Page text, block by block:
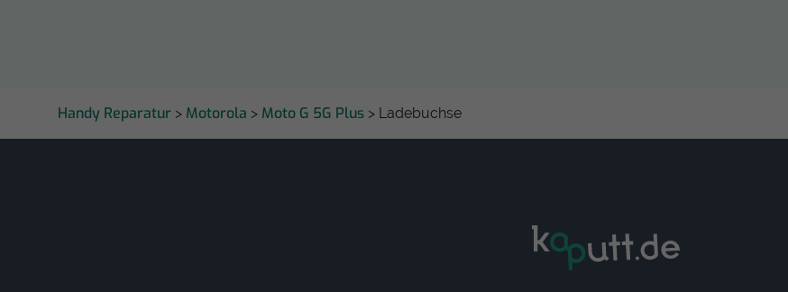
Handy Reparatur > Motorola > Moto G 5G Plus > Ladebuchse